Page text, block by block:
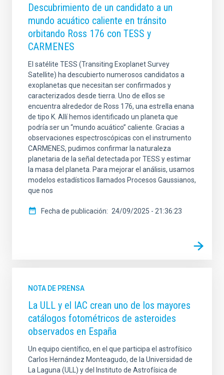
Descubrimiento de un candidato a un
mundo acuático caliente en tránsito
orbitando Ross 176 con TESS y
CARMENES
El satélite TESS (Transiting Exoplanet Survey
Satellite) ha descubierto numerosos candidatos a
exoplanetas que necesitan ser confirmados y
caracterizados desde tierra. Uno de ellos se
encuentra alrededor de Ross 176, una estrella enana
de tipo K. Allí hemos identificado un planeta que
podría ser un “mundo acuático” caliente. Gracias a
observaciones espectroscópicas con el instrumento
CARMENES, pudimos confirmar la naturaleza
planetaria de la señal detectada por TESS y estimar
la masa del planeta. Para mejorar el análisis, usamos
modelos estadísticos llamados Procesos Gaussianos,
que nos
Fecha de publicación 24/09/2025 - 21:36:23
NOTA DE PRENSA
La ULL y el IAC crean uno de los mayores
catálogos fotométricos de asteroides
observados en España
Un equipo científico, en el que participa el astrofísico
Carlos Hernández Monteagudo, de la Universidad de
La Laguna (ULL) y del Instituto de Astrofísica de